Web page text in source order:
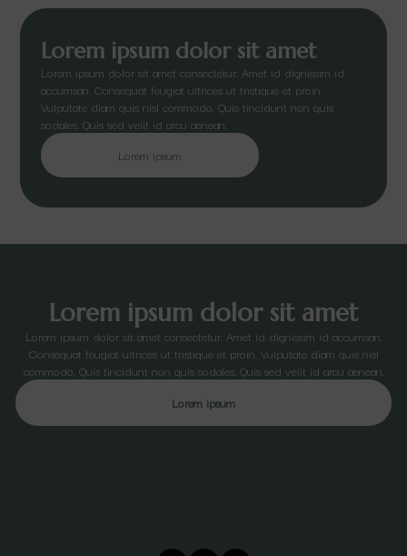
Lorem ipsum dolor sit amet
Lorem ipsum dolor sit amet consectetur. Amet id dignissim id
accumsan. Consequat feugiat ultrices ut tristique et proin.
Vulputate diam quis nisl commodo. Quis tincidunt non quis
sodales. Quis sed velit id arcu aenean.
Lorem ipsum
Lorem ipsum dolor sit amet
Lorem ipsum dolor sit amet consectetur. Amet id dignissim id accumsan.
Consequat feugiat ultrices ut tristique et proin. Vulputate diam quis nisl
commodo. Quis tincidunt non quis sodales. Quis sed velit id arcu aenean.
Lorem ipsum